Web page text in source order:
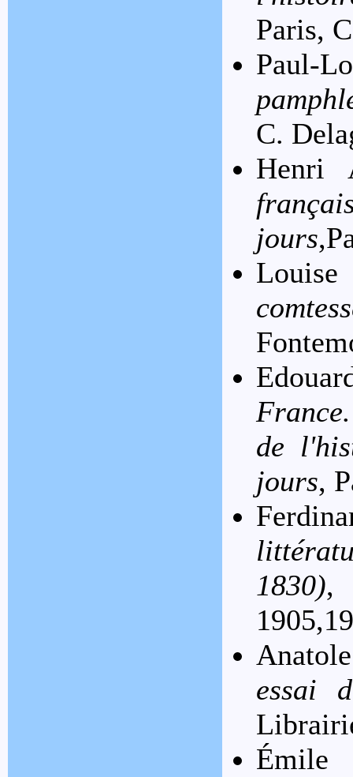
Paris,
Paul-
C.
Henri
jours
de
jours,
1830),
essai
Émile